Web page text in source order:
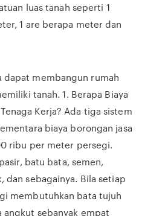
luas tanah seperti 1
1 are berapa meter dan
dapat membangun rumah
tanah. 1. Berapa Biaya
Kerja? Ada tiga sistem
biaya borongan jasa
ribu per meter persegi.
batu bata, semen,
dan sebagainya. Bila setiap
membutuhkan bata tujuh
angkut sebanyak empat